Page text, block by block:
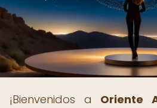
¡Bienvenidos a Oriente